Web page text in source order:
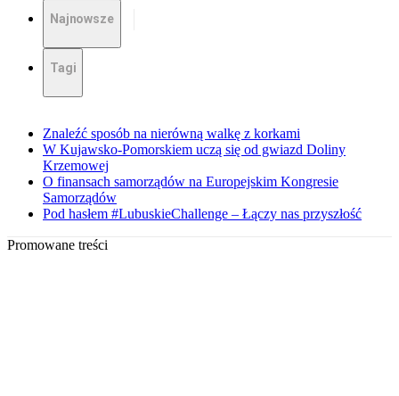
Najnowsze
Tagi
Znaleźć sposób na nierówną walkę z korkami
W Kujawsko-Pomorskiem uczą się od gwiazd Doliny
Krzemowej
O finansach samorządów na Europejskim Kongresie
Samorządów
Pod hasłem #LubuskieChallenge – Łączy nas przyszłość
Promowane treści